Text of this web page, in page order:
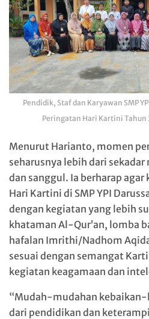
Pendidik, Staf dan Karyawan SMP
Peringatan Hari Kartini
Menurut Harianto, momen
seharusnya lebih dari sekadar
dan sanggul. Ia berharap
Hari Kartini di SMP YPI
dengan kegiatan yang lebih
khataman Al-Qur’an, lomba
hafalan Imrithi/Nadhom
sesuai dengan semangat
kegiatan keagamaan dan
“Mudah-mudahan
dari pendidikan dan